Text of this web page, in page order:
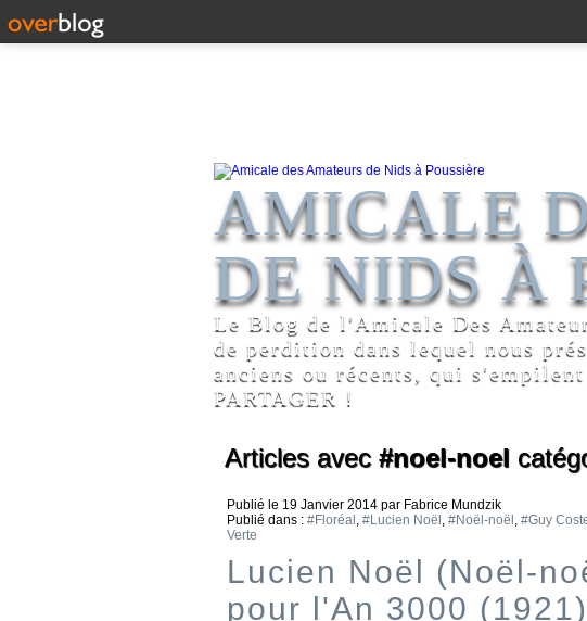
AMICALE
DE NIDS À
Le Blog de l'Amicale Des
de perdition dans lequel nous
anciens ou récents, qui
PARTAGER !
Articles avec #noel-noel
Publié le 19 Janvier 2014 par Fabrice Mundzik
Publié dans : #Floréal , #Lucien Noël , #Noël-noël , #Guy
Verte
Lucien Noël (Noël-
pour l'An 3000 (1921)